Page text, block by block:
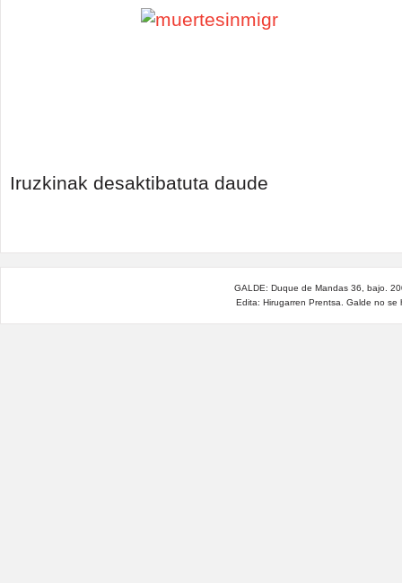
Iruzkinak desaktibatuta daude
migrantes
y
sarreran
GALDE: Duque de Mandas 36, bajo.
Edita: Hirugarren Prentsa. Galde no